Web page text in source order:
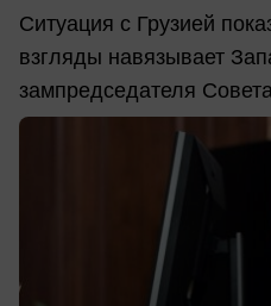
Ситуация с Грузией
взгляды навязывает
зампредседателя